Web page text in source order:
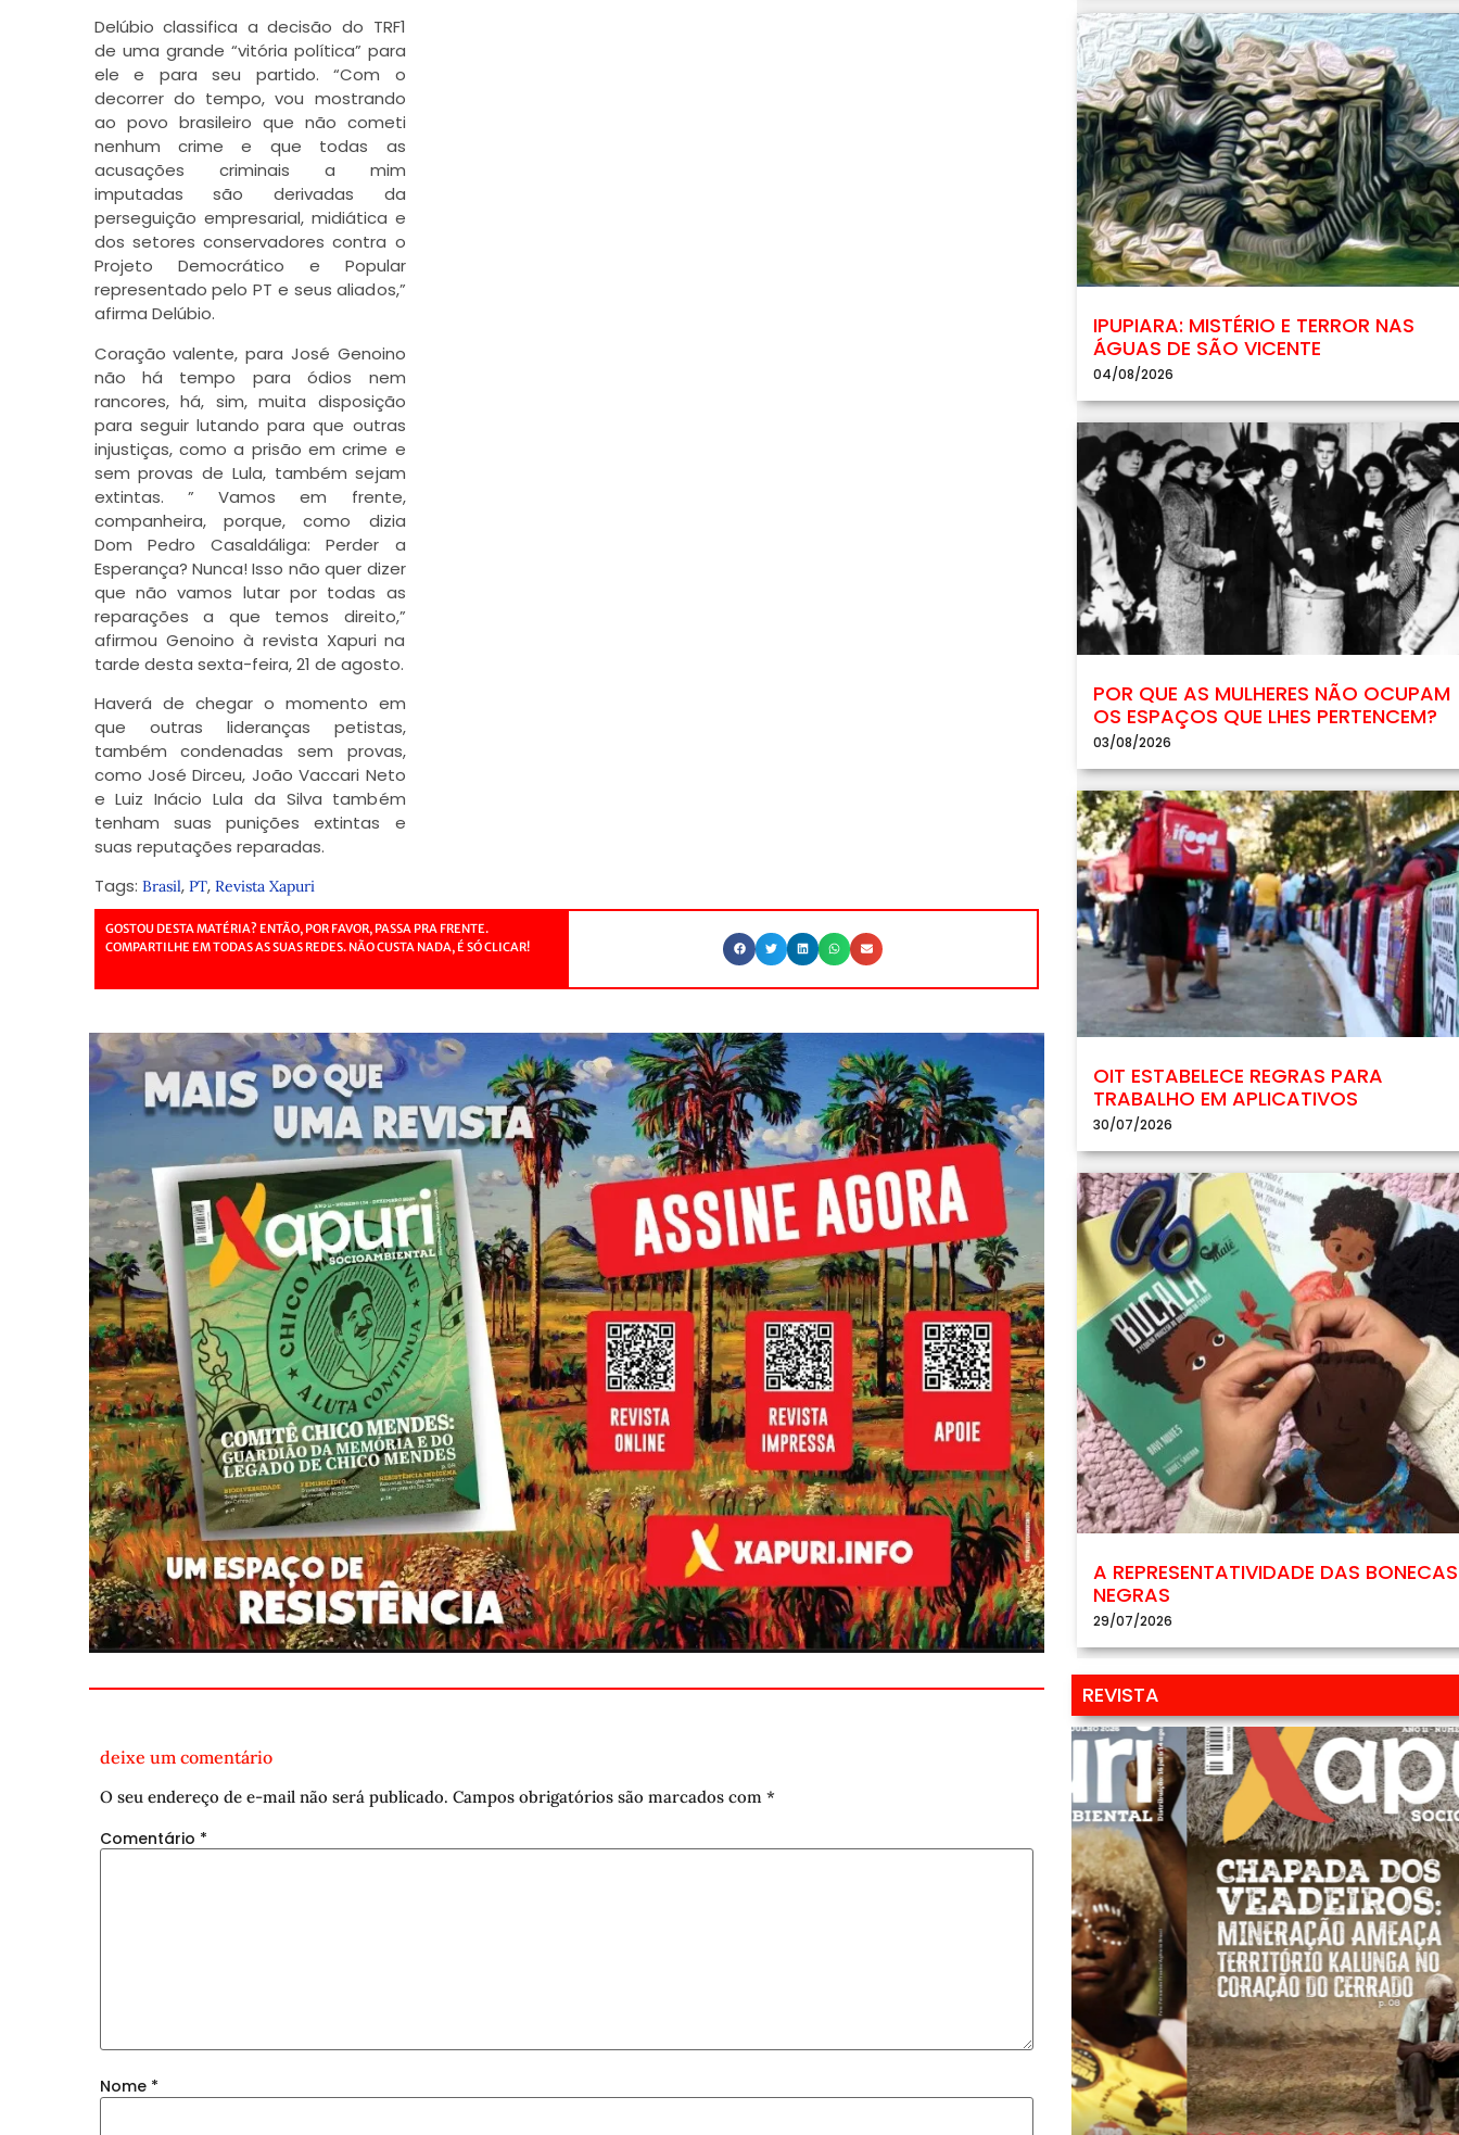
Delúbio classifica a decisão do TRF1
de uma grande “vitória política” para
ele e para seu partido. “Com o
decorrer do tempo, vou mostrando
ao povo brasileiro que não cometi
nenhum crime e que todas as
acusações criminais a mim
imputadas são derivadas da
perseguição empresarial, midiática e
dos setores conservadores contra o
Projeto Democrático e Popular
representado pelo PT e seus aliados,”
afirma Delúbio.
Coração valente, para José Genoino
não há tempo para ódios nem
rancores, há, sim, muita disposição
para seguir lutando para que outras
injustiças, como a prisão em crime e
sem provas de Lula, também sejam
extintas. ” Vamos em frente,
companheira, porque, como dizia
Dom Pedro Casaldáliga: Perder a
Esperança? Nunca! Isso não quer dizer
que não vamos lutar por todas as
reparações a que temos direito,”
afirmou Genoino à revista Xapuri na
tarde desta sexta-feira, 21 de agosto.
Haverá de chegar o momento em
que outras lideranças petistas,
também condenadas sem provas,
como José Dirceu, João Vaccari Neto
e Luiz Inácio Lula da Silva também
tenham suas punições extintas e
suas reputações reparadas.
Tags: Brasil, PT, Revista Xapuri
GOSTOU DESTA MATÉRIA? ENTÃO, POR FAVOR, PASSA PRA FRENTE.
COMPARTILHE EM TODAS AS SUAS REDES. NÃO CUSTA NADA, É SÓ CLICAR!
deixe um comentário
O seu endereço de e-mail não será publicado. Campos obrigatórios são marcados com *
Comentário *
Nome *
IPUPIARA: MISTÉRIO E TERROR NAS
ÁGUAS DE SÃO VICENTE
04/08/2026
POR QUE AS MULHERES NÃO OCUPAM
OS ESPAÇOS QUE LHES PERTENCEM?
03/08/2026
OIT ESTABELECE REGRAS PARA
TRABALHO EM APLICATIVOS
30/07/2026
A REPRESENTATIVIDADE DAS BONECAS
NEGRAS
29/07/2026
REVISTA